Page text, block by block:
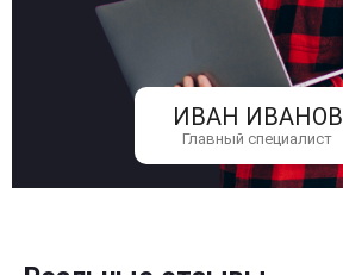
ИВАН ИВАНОВ
Главный специалист